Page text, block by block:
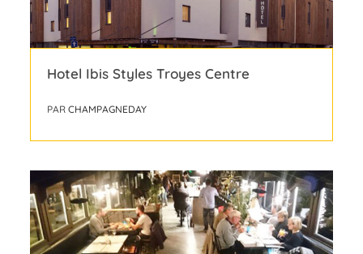
Hotel Ibis Styles Troyes Centre
PAR CHAMPAGNEDAY